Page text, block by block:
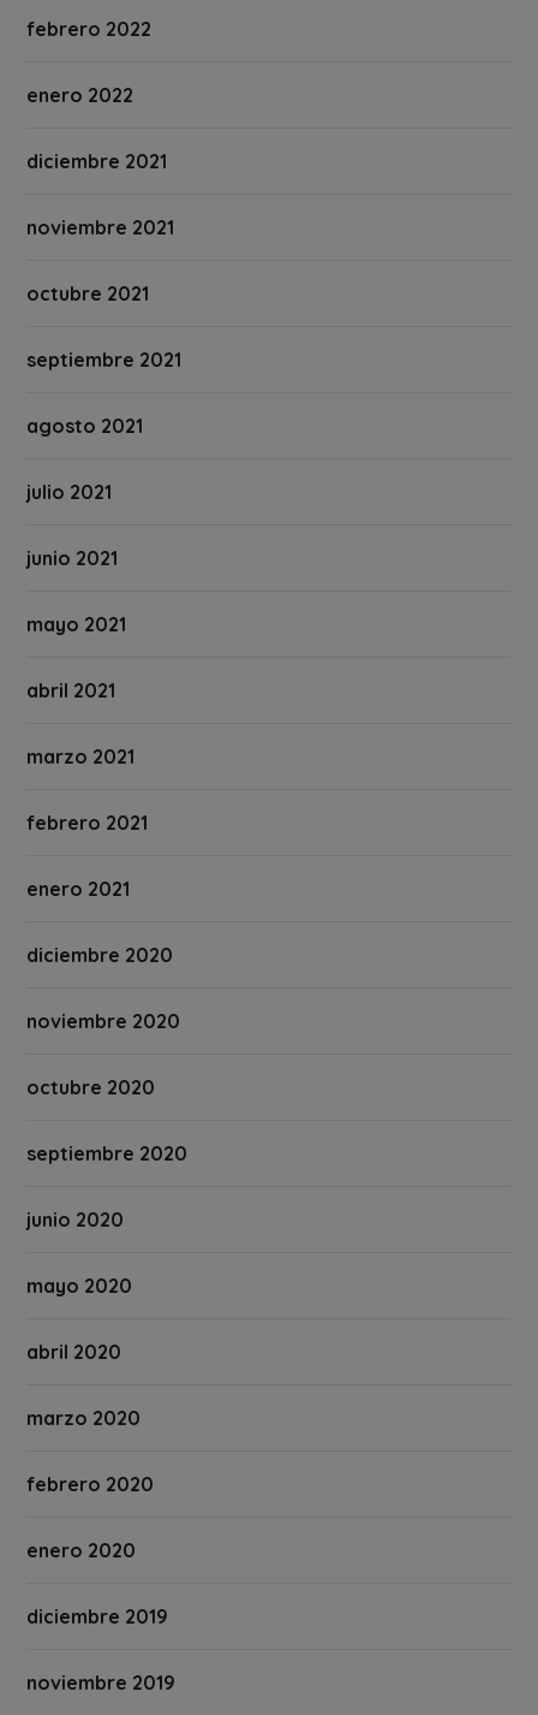
febrero 2022
enero 2022
diciembre 2021
noviembre 2021
octubre 2021
septiembre 2021
agosto 2021
julio 2021
junio 2021
mayo 2021
abril 2021
marzo 2021
febrero 2021
enero 2021
diciembre 2020
noviembre 2020
octubre 2020
septiembre 2020
junio 2020
mayo 2020
abril 2020
marzo 2020
febrero 2020
enero 2020
diciembre 2019
noviembre 2019